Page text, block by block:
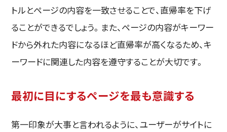
トルとページの内容を一致させることで、直帰率を下げ
ることができるでしょう。また、ページの内容がキーワー
ドから外れた内容になるほど直帰率が高くなるため、キ
ーワードに関連した内容を遵守することが大切です。
最初に目にするページを最も意識する
第一印象が大事と言われるように、ユーザーがサイトに